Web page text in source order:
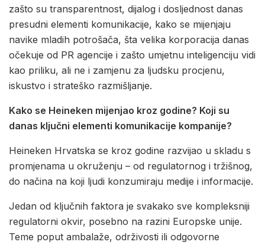
zašto su transparentnost, dijalog i dosljednost danas
presudni elementi komunikacije, kako se mijenjaju
navike mladih potrošača, šta velika korporacija danas
očekuje od PR agencije i zašto umjetnu inteligenciju vidi
kao priliku, ali ne i zamjenu za ljudsku procjenu,
iskustvo i strateško razmišljanje.
Kako se Heineken mijenjao kroz godine? Koji su
danas ključni elementi komunikacije kompanije?
Heineken Hrvatska se kroz godine razvijao u skladu s
promjenama u okruženju – od regulatornog i tržišnog,
do načina na koji ljudi konzumiraju medije i informacije.
Jedan od ključnih faktora je svakako sve kompleksniji
regulatorni okvir, posebno na razini Europske unije.
Teme poput ambalaže, održivosti ili odgovorne